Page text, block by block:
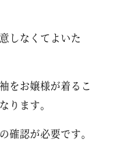
しなくてよいた
をお嬢様が着るこ
ります。
確認が必要です。